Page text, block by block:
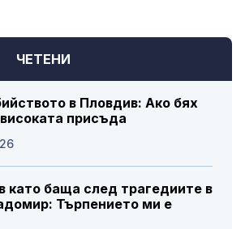
ЧЕТЕНИ
в Пловдив: Ако бях
присъда
баща след трагедиите в
Търпението ми е